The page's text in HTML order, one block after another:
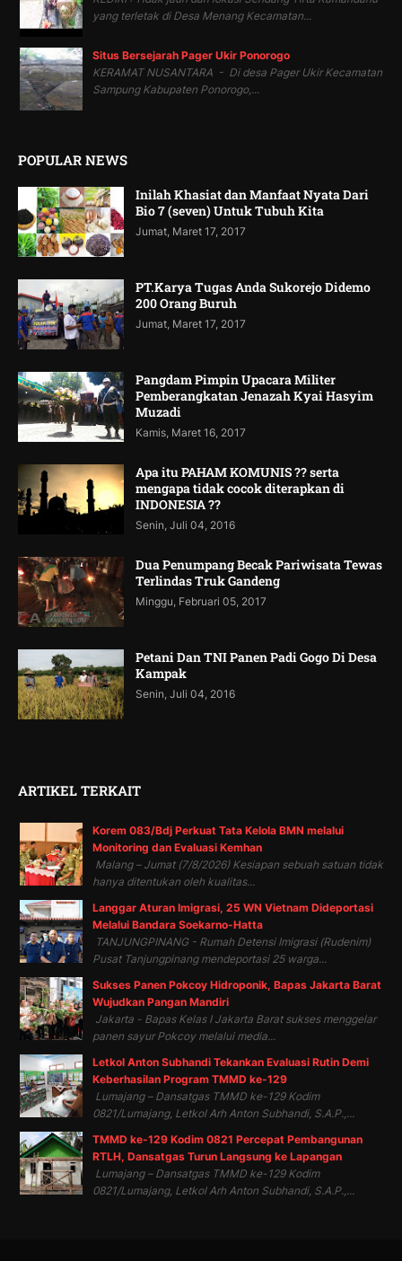
yang terletak di Desa Menang Kecamatan...
Situs Bersejarah Pager Ukir Ponorogo
KERAMAT NUSANTARA - Di desa Pager Ukir Kecamatan
Sampung Kabupaten Ponorogo,...
POPULAR NEWS
Inilah Khasiat dan Manfaat Nyata Dari
Bio 7 (seven) Untuk Tubuh Kita
Jumat, Maret 17, 2017
PT.Karya Tugas Anda Sukorejo Didemo
200 Orang Buruh
Jumat, Maret 17, 2017
Pangdam Pimpin Upacara Militer
Pemberangkatan Jenazah Kyai Hasyim
Muzadi
Kamis, Maret 16, 2017
Apa itu PAHAM KOMUNIS ?? serta
mengapa tidak cocok diterapkan di
INDONESIA ??
Senin, Juli 04, 2016
Dua Penumpang Becak Pariwisata Tewas
Terlindas Truk Gandeng
Minggu, Februari 05, 2017
Petani Dan TNI Panen Padi Gogo Di Desa
Kampak
Senin, Juli 04, 2016
ARTIKEL TERKAIT
Korem 083/Bdj Perkuat Tata Kelola BMN melalui
Monitoring dan Evaluasi Kemhan
Malang – Jumat (7/8/2026) Kesiapan sebuah satuan tidak
hanya ditentukan oleh kualitas...
Langgar Aturan Imigrasi, 25 WN Vietnam Dideportasi
Melalui Bandara Soekarno-Hatta
TANJUNGPINANG - Rumah Detensi Imigrasi (Rudenim)
Pusat Tanjungpinang mendeportasi 25 warga...
Sukses Panen Pokcoy Hidroponik, Bapas Jakarta Barat
Wujudkan Pangan Mandiri
Jakarta - Bapas Kelas I Jakarta Barat sukses menggelar
panen sayur Pokcoy melalui media...
Letkol Anton Subhandi Tekankan Evaluasi Rutin Demi
Keberhasilan Program TMMD ke-129
Lumajang – Dansatgas TMMD ke-129 Kodim
0821/Lumajang, Letkol Arh Anton Subhandi, S.A.P.,...
TMMD ke-129 Kodim 0821 Percepat Pembangunan
RTLH, Dansatgas Turun Langsung ke Lapangan
Lumajang – Dansatgas TMMD ke-129 Kodim
0821/Lumajang, Letkol Arh Anton Subhandi, S.A.P.,...